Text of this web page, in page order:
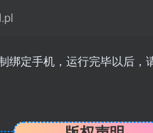
pl
绑定手机，运行完毕以后